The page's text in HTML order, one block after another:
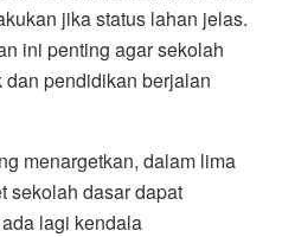
jika status lahan jelas.
ini penting agar sekolah
pendidikan berjalan
menargetkan, dalam lima
sekolah dasar dapat
lagi kendala